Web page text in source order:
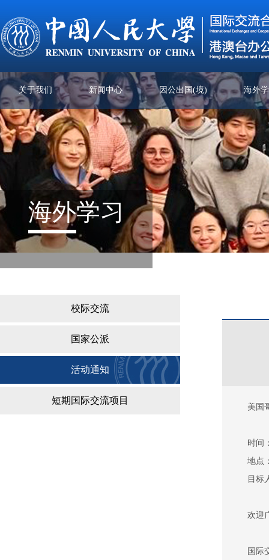
关于我们 新闻中心 因公出国(境) 海外
海外学习
校际交流
国家公派
活动通知
短期国际交流项目
美国
时间
地点
目标
欢迎
国际